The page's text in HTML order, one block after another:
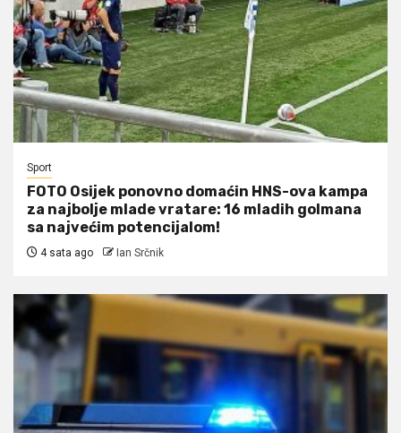
Sport
FOTO Osijek ponovno domaćin HNS-ova kampa
za najbolje mlade vratare: 16 mladih golmana
sa najvećim potencijalom!
4 sata ago Ian Srčnik